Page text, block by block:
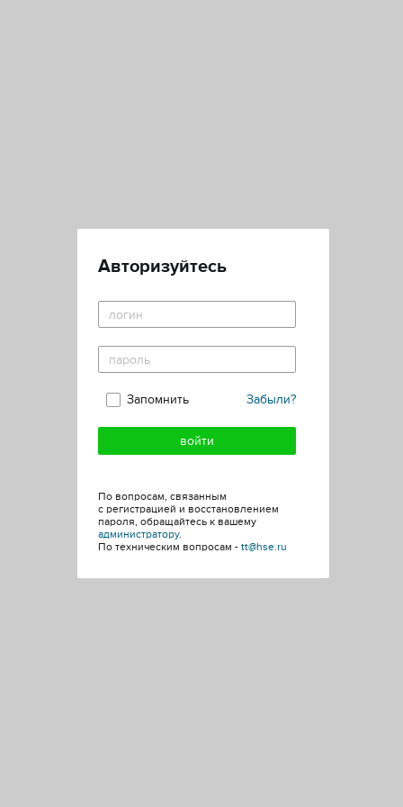
Авторизуйтесь
Забыли?
Запомнить
По вопросам, связанным
с регистрацией и восстановлением
пароля, обращайтесь к вашему
администратору.
По техническим вопросам - tt@hse.ru